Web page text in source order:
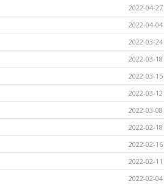
2022-04-27
2022-04-
2022-03-
2022-03-18
2022-03-15
2022-03-12
2022-03-08
2022-02-18
2022-02-
2022-02-11
2022-02-